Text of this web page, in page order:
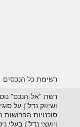
רשימת כל הנכסים
סוכנויות
ויועצי נדל"ן בעלי